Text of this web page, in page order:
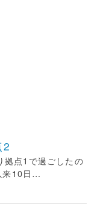
2
拠点1で過ごしたの
来10日…